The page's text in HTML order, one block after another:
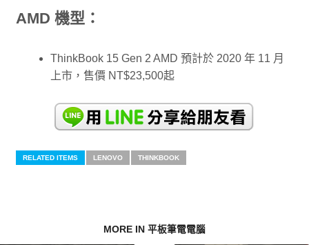
AMD 機型：
ThinkBook 15 Gen 2 AMD 預計於 2020 年 11 月
上市，售價 NT$23,500起
RELATED ITEMS LENOVO THINKBOOK
MORE IN 平板筆電電腦